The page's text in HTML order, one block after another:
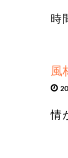
時
風
情